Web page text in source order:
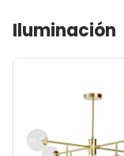
Iluminación